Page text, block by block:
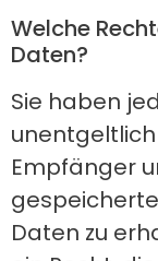
Welche
Daten?
Sie haben
Empfänger
Daten zu